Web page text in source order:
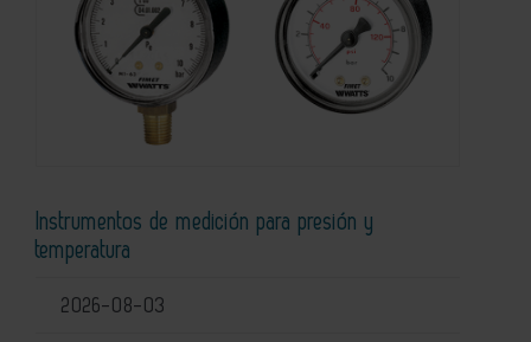
Instrumentos de medición para presión y
temperatura
2026-08-03